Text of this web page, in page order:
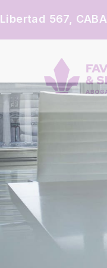
Libertad 567, CABA